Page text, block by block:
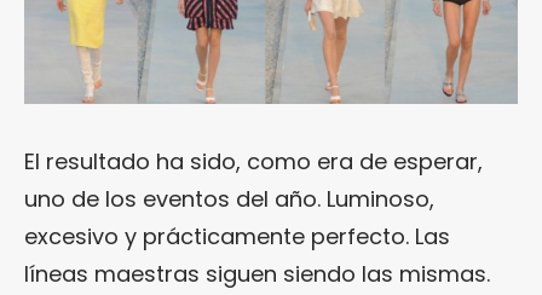
El resultado ha sido, como era de esperar,
uno de los eventos del año. Luminoso,
excesivo y prácticamente perfecto. Las
líneas maestras siguen siendo las mismas.